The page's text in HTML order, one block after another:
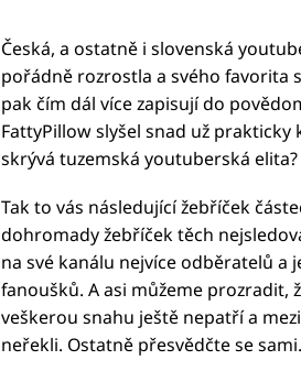
Česká, a ostatně i slovenská
pořádně rozrostla a svého favorita
pak čím dál více zapisují do
FattyPillow slyšel snad už prakticky
skrývá tuzemská youtuberská elita?
Tak to vás následující žebříček
dohromady žebříček těch
na své kanálu nejvíce odběratelů a
fanoušků. A asi můžeme prozradit,
veškerou snahu ještě nepatří a
neřekli. Ostatně přesvědčte se sami.